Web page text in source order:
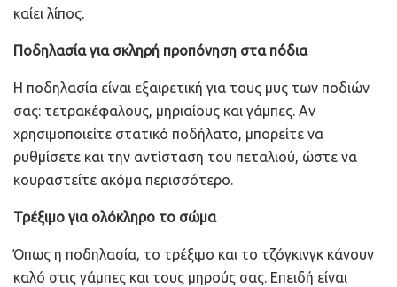
καίει λίπος.
Ποδηλασία για σκληρή προπόνηση στα πόδια
Η ποδηλασία είναι εξαιρετική για τους μυς των ποδιών
σας: τετρακέφαλους, μηριαίους και γάμπες. Αν
χρησιμοποιείτε στατικό ποδήλατο, μπορείτε να
ρυθμίσετε και την αντίσταση του πεταλιού, ώστε να
κουραστείτε ακόμα περισσότερο.
Τρέξιμο για ολόκληρο το σώμα
Όπως η ποδηλασία, το τρέξιμο και το τζόγκινγκ κάνουν
καλό στις γάμπες και τους μηρούς σας. Επειδή είναι